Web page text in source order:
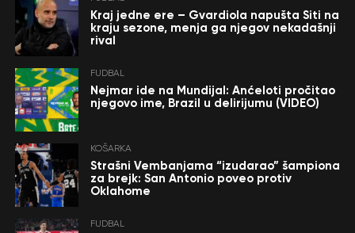
Kraj jedne ere – Gvardiola napušta Siti na
kraju sezone, menja ga njegov nekadašnji
rival
FUDBAL
Nejmar ide na Mundijal: Anćeloti pročitao
njegovo ime, Brazil u delirijumu (VIDEO)
KOŠARKA
Strašni Vembanjama “izudarao” šampiona
za brejk: San Antonio poveo protiv
Oklahome
FUDBAL